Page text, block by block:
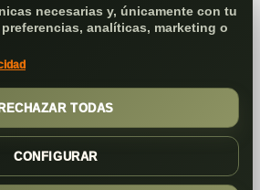
necesarias y, únicamente con tu
analíticas, marketing o
TODAS
CONFIGURAR